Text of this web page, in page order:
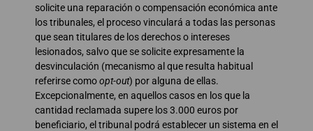
solicite una reparación o compensación económica ante
los tribunales, el proceso vinculará a todas las personas
que sean titulares de los derechos o intereses
lesionados, salvo que se solicite expresamente la
desvinculación (mecanismo al que resulta habitual
referirse comoopt-out) por alguna de ellas.
Excepcionalmente, en aquellos casos en los que la
cantidad reclamada supere los 3.000 euros por
beneficiario, el tribunal podrá establecer un sistema en el